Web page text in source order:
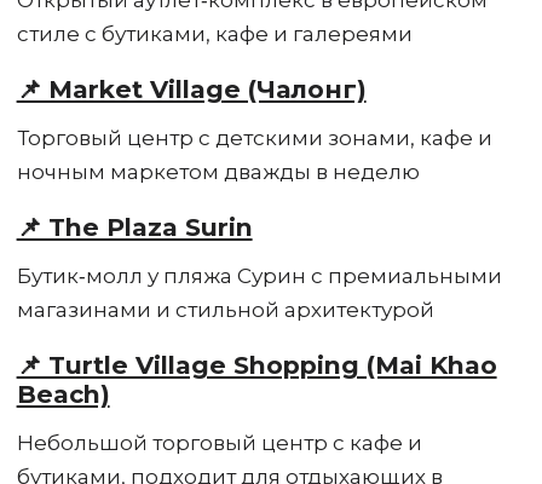
стиле с бутиками, кафе и галереями
📌 Market Village (Чалонг)
Торговый центр с детскими зонами, кафе и
ночным маркетом дважды в неделю
📌 The Plaza Surin
Бутик‑молл у пляжа Сурин с премиальными
магазинами и стильной архитектурой
📌 Turtle Village Shopping (Mai Khao
Beach)
Небольшой торговый центр с кафе и
бутиками, подходит для отдыхающих в